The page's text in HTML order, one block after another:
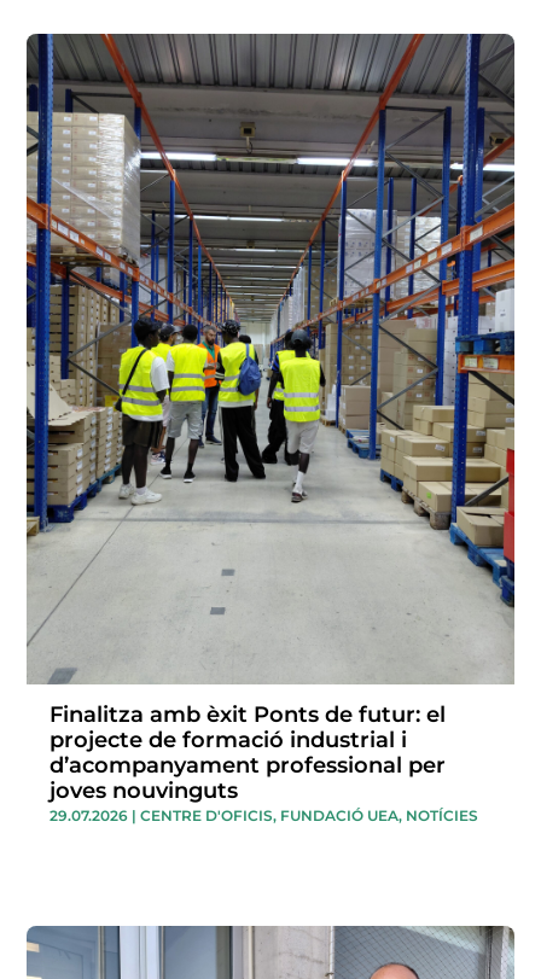
Finalitza amb èxit Ponts de futur: el
projecte de formació industrial i
d’acompanyament professional per
joves nouvinguts
29.07.2026 |CENTRE D'OFICIS, FUNDACIÓ UEA, NOTÍCIES